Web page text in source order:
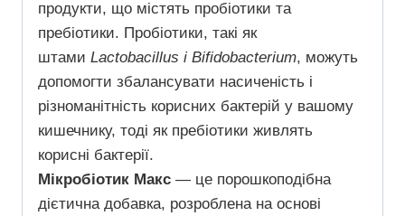
продукти, що містять пробіотики та
пребіотики. Пробіотики, такі як
штами Lactobacillus і Bifidobacterium, можуть
допомогти збалансувати насиченість і
різноманітність корисних бактерій у вашому
кишечнику, тоді як пребіотики живлять
корисні бактерії.
Мікробіотик Макс — це порошкоподібна
дієтична добавка, розроблена на основі